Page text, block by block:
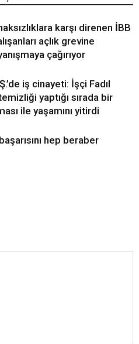
karşı direnen İBB
açlık grevine
çağırıyor
iş cinayeti: İşçi Fadıl
yaptığı sırada bir
ile yaşamını yitirdi
hep beraber